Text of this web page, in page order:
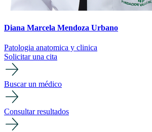
Diana Marcela Mendoza Urbano
Patologia anatomica y clinica
Solicitar una cita
Buscar un médico
Consultar resultados